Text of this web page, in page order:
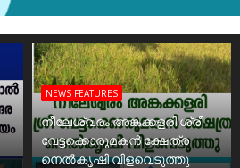
NEWS FEATURES
നീലേശ്വരം അങ്കക്കളരി ശ്രീ
വേട്ടക്കൊരുമകൻ ക്ഷേത്ര
നെൽകൃഷി വിളവെടുത്തു